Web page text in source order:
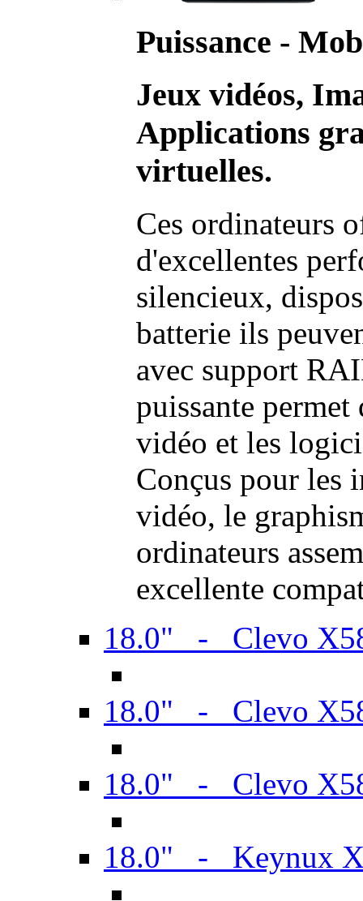
Puissance -
Jeux vidéos,
Applications
virtuelles.
Ces ordinateurs
d'excellentes
silencieux,
batterie ils
avec support
puissante permet
vidéo et les
Conçus pour les
vidéo, le
ordinateurs
excellente
18.0" - Clevo
18.0" - Clevo
18.0" - Clevo
18.0" - Keynux